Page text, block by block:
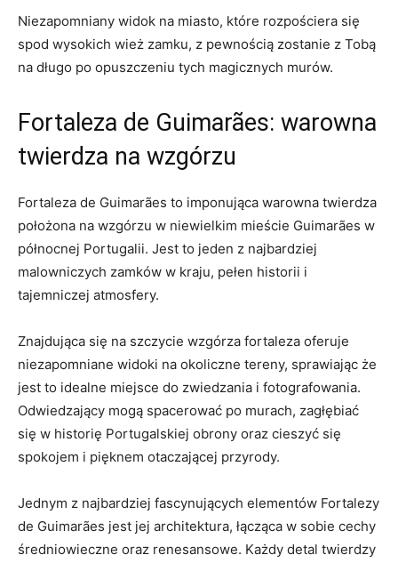
Niezapomniany widok na miasto, które rozpościera się
spod wysokich wież zamku, z pewnością zostanie z Tobą ​
na długo po​ opuszczeniu tych magicznych murów.
Fortaleza de Guimarães: warowna
twierdza na wzgórzu
Fortaleza⁣ de‌ Guimarães to​ imponująca warowna ⁤twierdza
położona na wzgórzu⁤ w ⁢niewielkim mieście Guimarães w
północnej Portugalii.⁣ Jest to ​jeden z najbardziej
malowniczych zamków w‌ kraju, pełen ‌historii ⁤i
tajemniczej atmosfery.
Znajdująca się na szczycie⁣ wzgórza fortaleza oferuje
niezapomniane widoki na okoliczne tereny, sprawiając że
jest to idealne miejsce do zwiedzania⁣ i fotografowania.
Odwiedzający mogą spacerować po‌ murach, zagłębiać
się w‍ historię Portugalskiej obrony oraz cieszyć⁢ się
‌spokojem ⁣i pięknem otaczającej przyrody.
Jednym ⁣z ‍najbardziej fascynujących elementów Fortalezy
de Guimarães jest jej architektura, łącząca w⁣ sobie cechy
średniowieczne​ oraz renesansowe. Każdy detal twierdzy